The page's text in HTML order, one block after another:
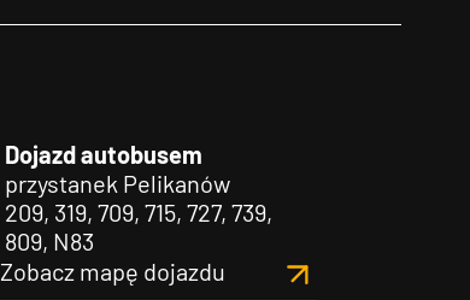
Dojazd autobusem
przystanek Pelikanów
209, 319, 709, 715, 727, 739,
809, N83
Zobacz mapę dojazdu